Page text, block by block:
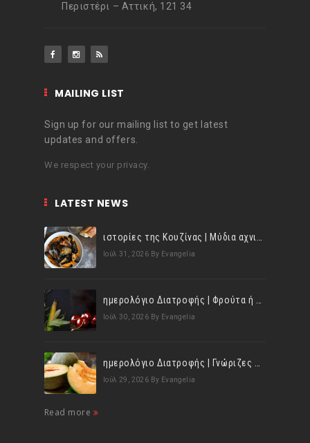
Περιστέρι – Αττική, 121 34
MAILING LIST
Sign up for our mailing list to get latest
updates and offers.
We respect your privacy.
LATEST NEWS
Ιούλ 31, 2026 By Evangelia
Ιούλ 30, 2026 By Evangelia
Ιούλ 29, 2026 By Evangelia
Read more